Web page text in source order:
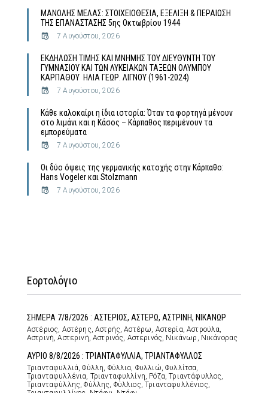
MΑΝΟΛΗΣ ΜΕΛΑΣ: ΣΤΟΙΧΕΙΟΘΕΣΙΑ, ΕΞΕΛΙΞΗ & ΠΕΡΑΙΩΣΗ
ΤΗΣ ΕΠΑΝΑΣΤΑΣΗΣ 5ης Οκτωβρίου 1944
7 Αυγούστου, 2026
ΕΚΔΗΛΩΣΗ ΤΙΜΗΣ ΚΑΙ ΜΝΗΜΗΣ ΤΟΥ ΔΙΕΥΘΥΝΤΗ ΤΟΥ
ΓΥΜΝΑΣΙΟΥ ΚΑΙ ΤΩΝ ΛΥΚΕΙΑΚΩΝ ΤΑΞΕΩΝ ΟΛΥΜΠΟΥ
ΚΑΡΠΑΘΟΥ ΗΛΙΑ ΓΕΩΡ. ΛΙΓΝΟΥ (1961-2024)
7 Αυγούστου, 2026
Κάθε καλοκαίρι η ίδια ιστορία: Όταν τα φορτηγά μένουν
στο λιμάνι και η Κάσος – Κάρπαθος περιμένουν τα
εμπορεύματα
7 Αυγούστου, 2026
Οι δύο όψεις της γερμανικής κατοχής στην Κάρπαθο:
Hans Vogeler και Stolzmann
7 Αυγούστου, 2026
Εορτολόγιο
ΣΗΜΕΡΑ 7/8/2026 : ΑΣΤΕΡΙΟΣ, ΑΣΤΕΡΩ, ΑΣΤΡΙΝΗ, ΝΙΚΑΝΩΡ
Αστέριος, Αστέρης, Αστρής, Αστέρω, Αστερία, Αστρούλα,
Αστρινή, Αστερινή, Αστρινός, Αστερινός, Νικάνωρ, Νικάνορας
ΑΥΡΙΟ 8/8/2026 : ΤΡΙΑΝΤΑΦΥΛΛΙΑ, ΤΡΙΑΝΤΑΦΥΛΛΟΣ
Τριανταφυλλιά, Φύλλη, Φύλλια, Φυλλιώ, Φυλλίτσα,
Τριανταφυλλένια, Τριανταφυλλίνη, Ρόζα, Τριαντάφυλλος,
Τριανταφύλλης, Φύλλης, Φύλλιος, Τριανταφυλλένιος,